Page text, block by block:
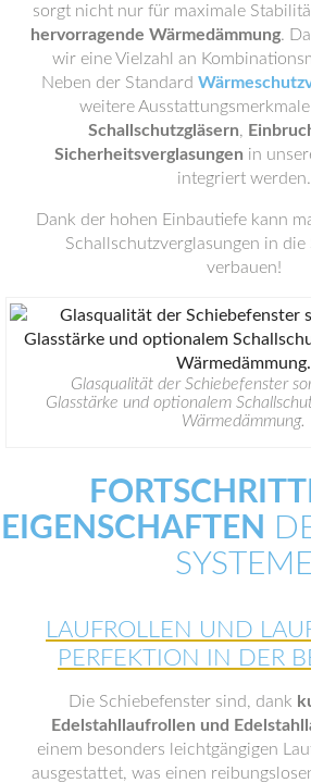
sorgt nicht nur für maximale
hervorragende Wärmedämmung.
wir eine Vielzahl an
Neben der Standard
weitere
Schallschutzgläsern,
Sicherheitsverglasungen in
integriert werden.
Dank der hohen Einbautiefe kann
Schallschutzverglasungen in die
verbauen!
Glasqualität der Schiebefenster
Glasstärke und optionalem
Wärmedämmung.
EIGENSCHAFTEN
SYSTEME
LAUFROLLEN UND
PERFEKTION IN DER
Die Schiebefenster sind, dank
Edelstahllaufrollen und
einem besonders leichtgängigen
ausgestattet, was einen